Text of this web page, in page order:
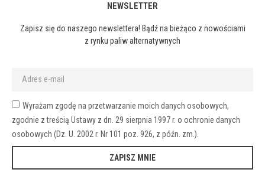
NEWSLETTER
Zapisz się do naszego newslettera! Bądź na bieżąco z nowościami
z rynku paliw alternatywnych
Wyrażam zgodę na przetwarzanie moich danych osobowych,
zgodnie z treścią Ustawy z dn. 29 sierpnia 1997 r. o ochronie danych
osobowych (Dz. U. 2002 r. Nr 101 poz. 926, z późn. zm.).
ZAPISZ MNIE